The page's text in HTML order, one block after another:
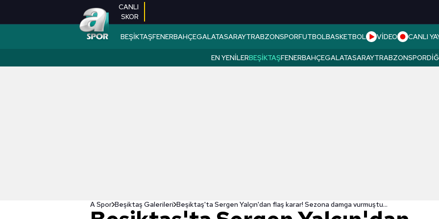
CANLI
SKOR
BEŞİKTAŞFENERBAHÇEGALATASARAYTRABZONSPORFUTBOLBASKETBOL VİDEO CANLI
EN YENILERBEŞIKTAŞFENERBAHÇEGALATASARAYTRABZONSPOR
A Spor Beşiktaş Galerileri Beşiktaş'ta Sergen Yalçın'dan flaş karar! Sezona damga vurmuştu...